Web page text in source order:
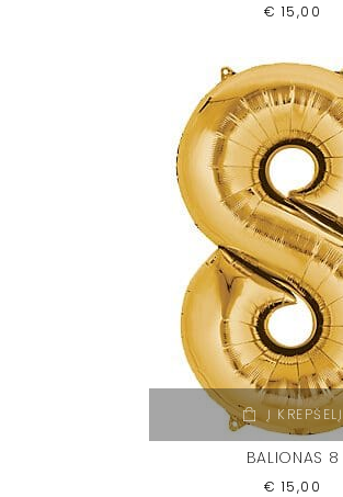
€ 15,00
Į KREPŠELĮ
BALIONAS 8
€ 15,00